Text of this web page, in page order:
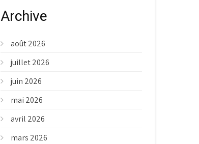
Archive
août 2026
juillet 2026
juin 2026
mai 2026
avril 2026
mars 2026